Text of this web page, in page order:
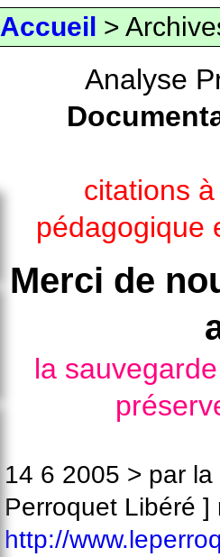
Accueil >
Analyse
citations
pédagogique
Merci de
la
14 6 2005 > par
Perroquet Libéré ]
http://